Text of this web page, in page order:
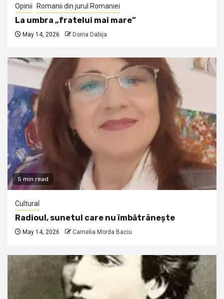
Opinii Romanii din jurul Romaniei
La umbra „fratelui mai mare”
May 14, 2026 Doina Dabija
5 min read
Cultural
Radioul, sunetul care nu îmbătrânește
May 14, 2026 Camelia Morda Baciu